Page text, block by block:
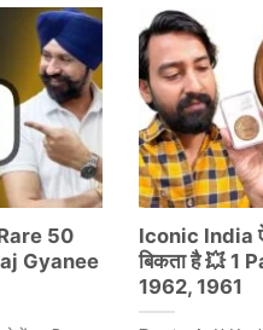
50
Gyanee
Iconic India
बिकता है 💥 1
1962, 1961